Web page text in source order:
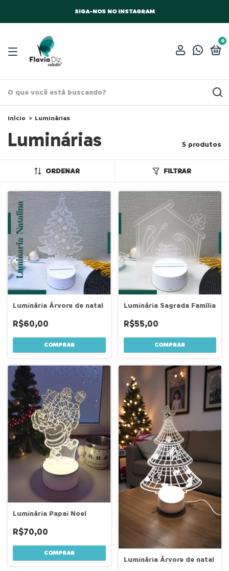
SIGA-NOS NO INSTAGRAM
0
Início > Luminárias
Luminárias 5 produtos
ORDENAR FILTRAR
Luminária Árvore de natal
R$60,00
COMPRAR
Luminária Sagrada Família
R$55,00
COMPRAR
Luminária Papai Noel
R$70,00
Luminária Árvore de natal